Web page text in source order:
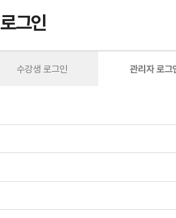
로그인
수강생 로그인 관리자 로그